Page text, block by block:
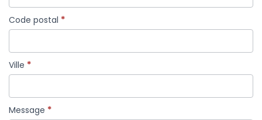
Code postal *
Ville *
Message *